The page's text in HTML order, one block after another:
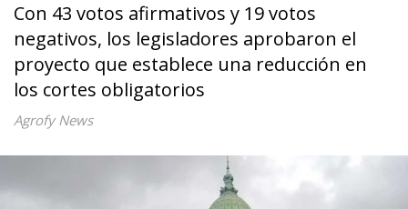
Con 43 votos afirmativos y 19 votos
negativos, los legisladores aprobaron el
proyecto que establece una reducción en
los cortes obligatorios
Agrofy News